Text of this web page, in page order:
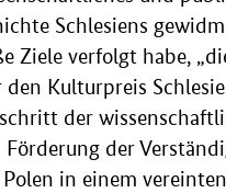
Schlesiens
Ziele verfolgt habe,
Kulturpreis
der
der
in einem